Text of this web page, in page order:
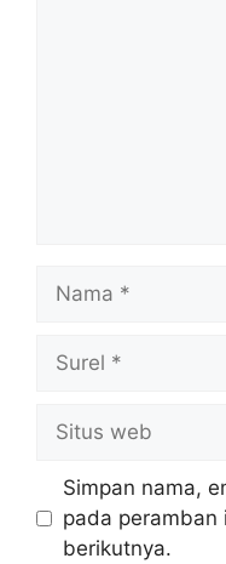
web
Simpan nama,
pada peramban
berikutnya.